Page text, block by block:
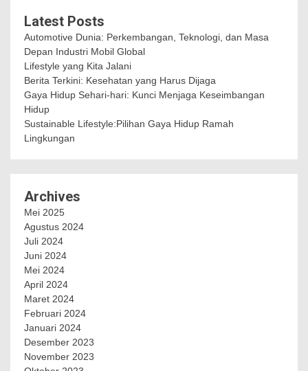
Latest Posts
Automotive Dunia: Perkembangan, Teknologi, dan Masa
Depan Industri Mobil Global
Lifestyle yang Kita Jalani
Berita Terkini: Kesehatan yang Harus Dijaga
Gaya Hidup Sehari-hari: Kunci Menjaga Keseimbangan
Hidup
Sustainable Lifestyle:Pilihan Gaya Hidup Ramah
Lingkungan
Archives
Mei 2025
Agustus 2024
Juli 2024
Juni 2024
Mei 2024
April 2024
Maret 2024
Februari 2024
Januari 2024
Desember 2023
November 2023